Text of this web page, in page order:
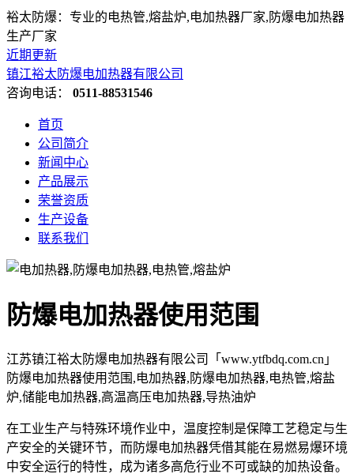
裕太防爆：专业的电热管,熔盐炉,电加热器厂家,防爆电加热器
生产厂家
近期更新
镇江裕太防爆电加热器有限公司
咨询电话： 0511-88531546
首页
公司简介
新闻中心
产品展示
荣誉资质
生产设备
联系我们
防爆电加热器使用范围
江苏镇江裕太防爆电加热器有限公司「www.ytfbdq.com.cn」
防爆电加热器使用范围,电加热器,防爆电加热器,电热管,熔盐
炉,储能电加热器,高温高压电加热器,导热油炉
在工业生产与特殊环境作业中，温度控制是保障工艺稳定与生
产安全的关键环节，而防爆电加热器凭借其能在易燃易爆环境
中安全运行的特性，成为诸多高危行业不可或缺的加热设备。